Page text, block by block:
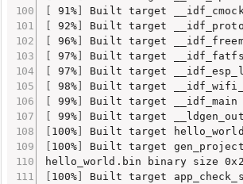
91%
92%
96%
97%
97%
98%
99%
99%
100%
100%
Built target
hello_world.bin binary size
100%